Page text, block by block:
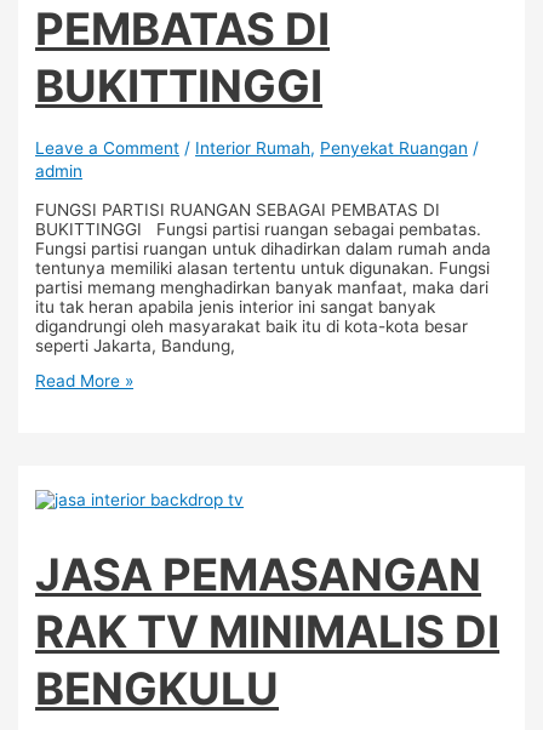
PEMBATAS DI
BUKITTINGGI
Leave a Comment / Interior Rumah, Penyekat Ruangan /
admin
FUNGSI PARTISI RUANGAN SEBAGAI PEMBATAS DI
BUKITTINGGI Fungsi partisi ruangan sebagai pembatas.
Fungsi partisi ruangan untuk dihadirkan dalam rumah anda
tentunya memiliki alasan tertentu untuk digunakan. Fungsi
partisi memang menghadirkan banyak manfaat, maka dari
itu tak heran apabila jenis interior ini sangat banyak
digandrungi oleh masyarakat baik itu di kota-kota besar
seperti Jakarta, Bandung,
Read More »
JASA PEMASANGAN
RAK TV MINIMALIS DI
BENGKULU